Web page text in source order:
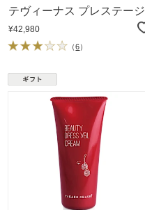
テヴィーナス プレステージ
¥42,980
（6）